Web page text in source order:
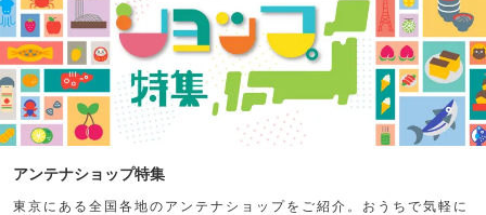
アンテナショップ特集
東京にある全国各地のアンテナショップをご紹介。おうちで気軽に